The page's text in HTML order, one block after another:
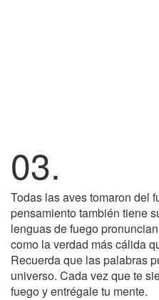
03.
Todas las aves tomaron del
pensamiento también tiene
lenguas de fuego
como la verdad más cálida
Recuerda que las palabras
universo. Cada vez que te
fuego y entrégale tu mente.